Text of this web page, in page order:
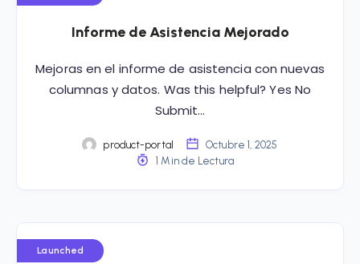
Informe de Asistencia Mejorado
Mejoras en el informe de asistencia con nuevas
columnas y datos. Was this helpful? Yes No
Submit…
product-portal
Octubre 1, 2025
1 Min de Lectura
Launched